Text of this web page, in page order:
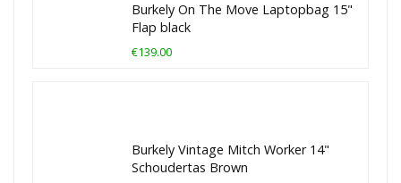
Burkely On The Move Laptopbag 15"
Flap black
€139.00
Burkely Vintage Mitch Worker 14"
Schoudertas Brown